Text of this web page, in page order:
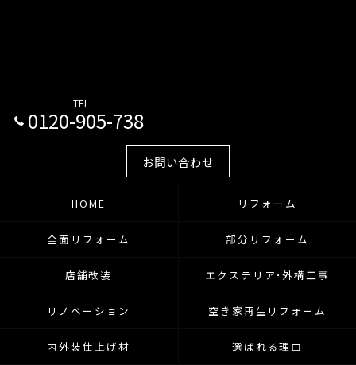
TEL
0120-905-738
お問い合わせ
HOME リフォーム
全面リフォーム 部分リフォーム
店舗改装 エクステリア･外構工事
リノベーション 空き家再生リフォーム
内外装仕上げ材 選ばれる理由